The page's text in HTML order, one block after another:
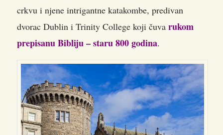
crkvu i njene intrigantne katakombe, predivan
dvorac Dublin i Trinity College koji čuva rukom
prepisanu Bibliju – staru 800 godina.